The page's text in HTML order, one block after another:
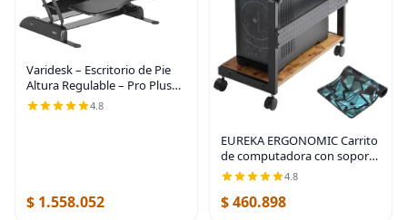
Varidesk – Escritorio de Pie
Altura Regulable – Pro Plus
36, Negro
4.8
$ 1.558.052
EUREKA ERGONOMIC Carrito
de computadora con soporte
para PC, soporte de torre
impresora ATX, carrito de
4.8
$ 460.898